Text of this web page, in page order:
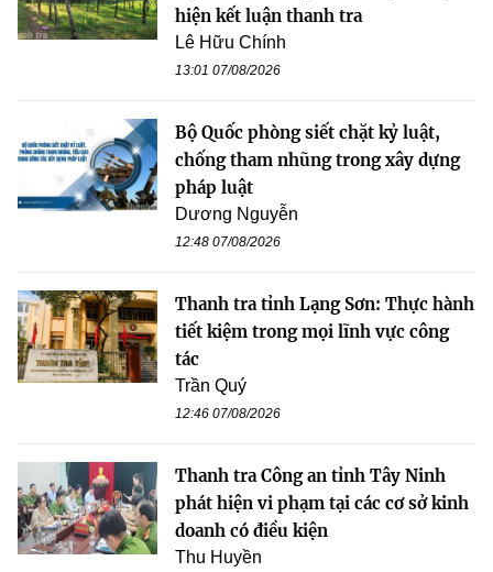
hiện kết luận thanh tra
Lê Hữu Chính
13:01 07/08/2026
Bộ Quốc phòng siết chặt kỷ luật,
chống tham nhũng trong xây dựng
pháp luật
Dương Nguyễn
12:48 07/08/2026
Thanh tra tỉnh Lạng Sơn: Thực hành
tiết kiệm trong mọi lĩnh vực công
tác
Trần Quý
12:46 07/08/2026
Thanh tra Công an tỉnh Tây Ninh
phát hiện vi phạm tại các cơ sở kinh
doanh có điều kiện
Thu Huyền